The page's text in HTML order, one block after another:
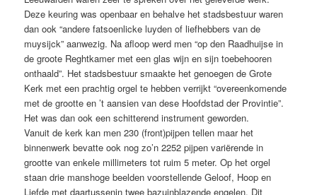
Deze keuring was openbaar en behalve het stadsbestuur waren
dan ook “andere fatsoenlicke luyden of liefhebbers van de
muysijck” aanwezig. Na afloop werd men “op den Raadhuijse in
de groote Reghtkamer met een glas wijn en sijn toebehooren
onthaald”. Het stadsbestuur smaakte het genoegen de Grote
Kerk met een prachtig orgel te hebben verrijkt “overeenkomende
met de grootte en ’t aansien van dese Hoofdstad der Provintie”.
Het was dan ook een schitterend instrument geworden.
Vanuit de kerk kan men 230 (front)pijpen tellen maar het
binnenwerk bevatte ook nog zo’n 2252 pijpen variërende in
grootte van enkele millimeters tot ruim 5 meter. Op het orgel
staan drie manshoge beelden voorstellende Geloof, Hoop en
Liefde met daartussenin twee bazuinblazende engelen. Dit